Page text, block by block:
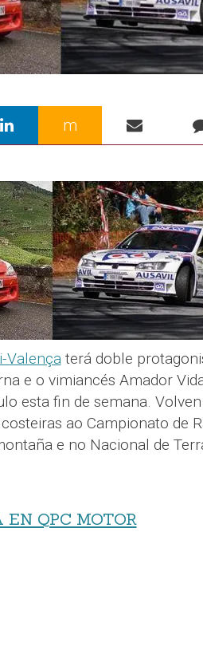
m
Valençaterá doble
e o vimiancés Amador
esta fin de semana.
ao Campionato de
e no Nacional de
QPC MOTOR